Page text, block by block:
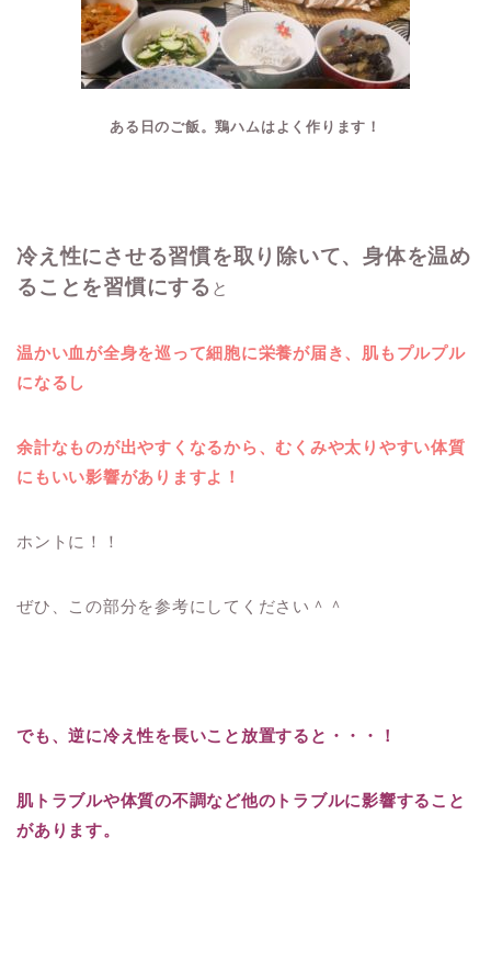
ある日のご飯。鶏ハムはよく作ります！
冷え性にさせる習慣を取り除いて、身体を温め
ることを習慣にする と
温かい血が全身を巡って細胞に栄養が届き、肌もプルプル
になるし
余計なものが出やすくなるから、むくみや太りやすい体質
にもいい影響がありますよ！
ホントに！！
ぜひ、この部分を参考にしてください＾＾
でも、逆に冷え性を長いこと放置すると・・・！
肌トラブルや体質の不調など他のトラブルに影響すること
があります。